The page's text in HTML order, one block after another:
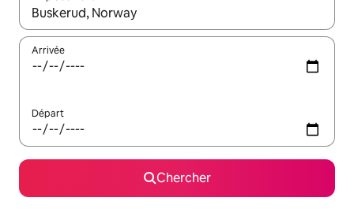
Quand les résultats sont affichés, parcourez-les en utilisant
Arrivée
Départ
Chercher